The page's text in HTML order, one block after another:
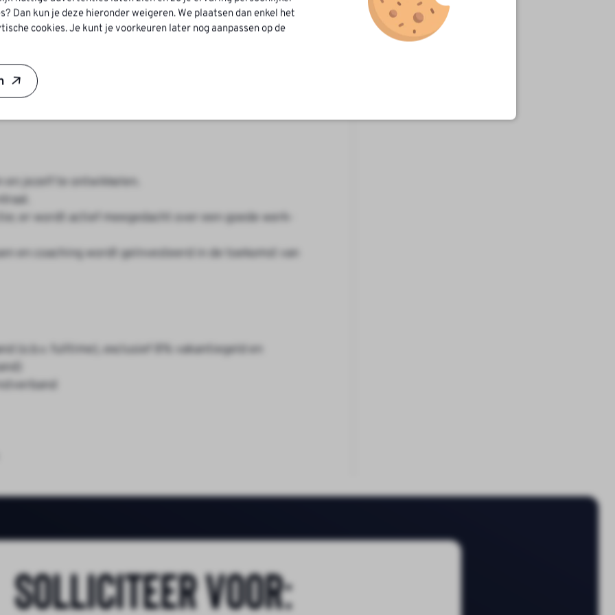
niveau 2)
PC-vaardigheden
een VCA-certificaat en NEN 3140
jezelf te ontwikkelen.
er wordt actief meegedacht over een goede werk-
en coaching wordt geïnvesteerd in de toekomst van
(o.b.v. fulltime), exclusief 8% vakantiegeld en
Solliciteer voor:
Dan kun je deze hieronder weigeren. We plaatsen dan enkel het
cookies. Je kunt je voorkeuren later nog aanpassen op de